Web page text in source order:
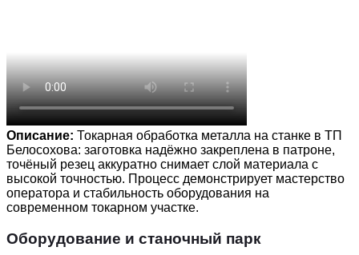
Описание: Токарная обработка металла на станке в ТП
Белосохова: заготовка надёжно закреплена в патроне,
точёный резец аккуратно снимает слой материала с
высокой точностью. Процесс демонстрирует мастерство
оператора и стабильность оборудования на
современном токарном участке.
Оборудование и станочный парк